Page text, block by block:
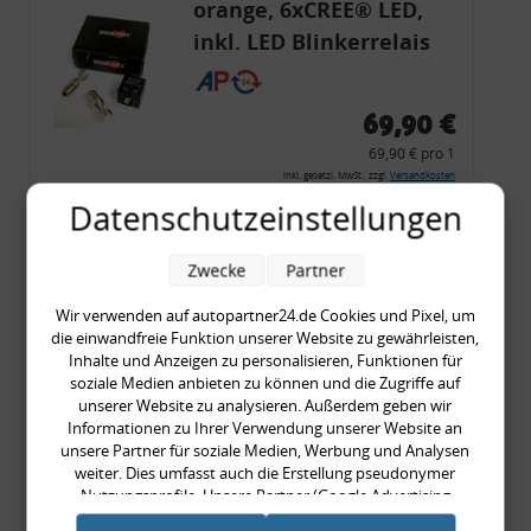
orange, 6xCREE® LED,
inkl. LED Blinkerrelais
CF 14
69,90 €
69,90 € pro 1
inkl. gesetzl. MwSt., zzgl. Versandkosten
Merkzettel
Zum Artikel
Rückleuchtenband mit
Blinker, rot, US-Ecken,
Audi 80 Cabrio, Typ 89,
OE-Nr.: 8G0945225 +
8G0945225C
999,99 €
Datenschutzeinstellungen
Wir verwenden auf autopartner24.de Cookies und Pixel, um
die einwandfreie Funktion unserer Website zu gewährleisten,
Inhalte und Anzeigen zu personalisieren, Funktionen für
soziale Medien anbieten zu können und die Zugriffe auf
unserer Website zu analysieren. Außerdem geben wir
Informationen zu Ihrer Verwendung unserer Website an
unsere Partner für soziale Medien, Werbung und Analysen
weiter. Dies umfasst auch die Erstellung pseudonymer
Nutzungsprofile. Unsere Partner (Google Advertising
Products) führen diese Informationen möglicherweise mit
Zwecke Partner